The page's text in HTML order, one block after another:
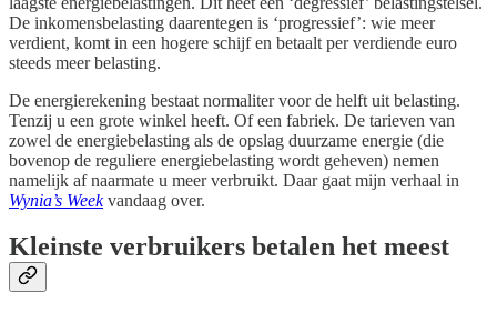
De inkomensbelasting daarentegen is ‘progressief’: wie meer
verdient, komt in een hogere schijf en betaalt per verdiende euro
steeds meer belasting.
De energierekening bestaat normaliter voor de helft uit belasting.
Tenzij u een grote winkel heeft. Of een fabriek. De tarieven van
zowel de energiebelasting als de opslag duurzame energie (die
bovenop de reguliere energiebelasting wordt geheven) nemen
namelijk af naarmate u meer verbruikt. Daar gaat mijn verhaal in
Wynia’s Weekvandaag over.
Kleinste verbruikers betalen het meest